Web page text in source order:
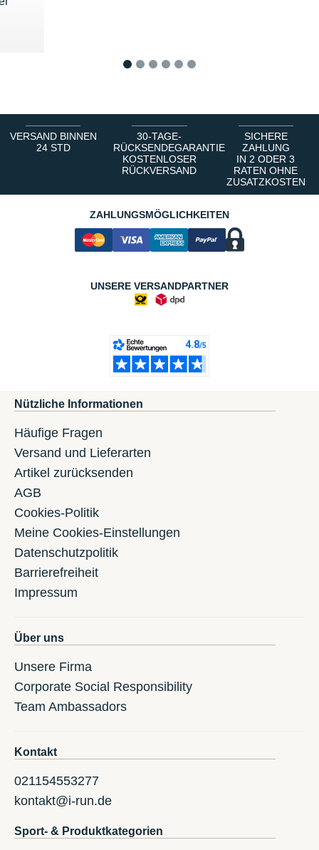
VERSAND BINNEN
24 STD
30-TAGE-
RÜCKSENDEGARANTIE
KOSTENLOSER
RÜCKVERSAND
SICHERE
ZAHLUNG
IN 2 ODER 3
RATEN OHNE
ZUSATZKOSTEN
ZAHLUNGSMÖGLICHKEITEN
UNSERE VERSANDPARTNER
Nützliche Informationen
Häufige Fragen
Versand und Lieferarten
Artikel zurücksenden
AGB
Cookies-Politik
Meine Cookies-Einstellungen
Datenschutzpolitik
Barrierefreiheit
Impressum
Über uns
Unsere Firma
Corporate Social Responsibility
Team Ambassadors
Kontakt
021154553277
kontakt@i-run.de
Sport- & Produktkategorien